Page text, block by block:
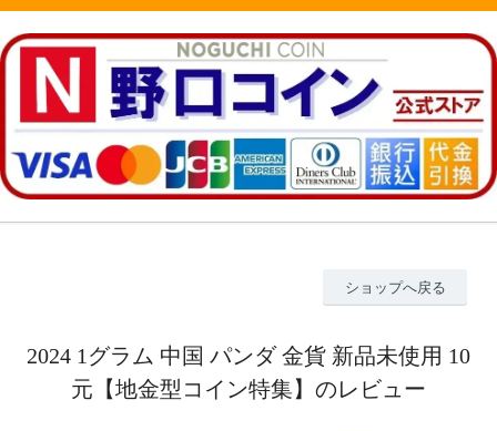
ショップへ戻る
2024 1グラム 中国 パンダ 金貨 新品未使用 10
元【地金型コイン特集】のレビュー